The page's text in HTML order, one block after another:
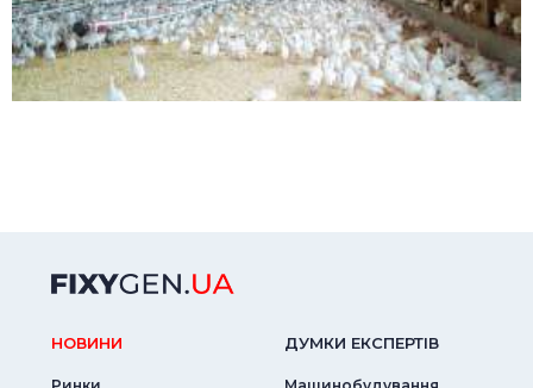
НОВИНИ ДУМКИ ЕКСПЕРТIВ